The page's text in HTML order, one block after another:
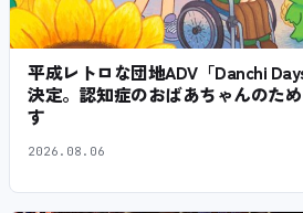
平成レトロな団地ADV「Danchi
決定。認知症のおばあちゃんのた
す
2026.08.06